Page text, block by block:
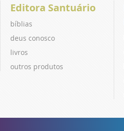
Editora Santuário
bíblias
deus conosco
livros
outros produtos